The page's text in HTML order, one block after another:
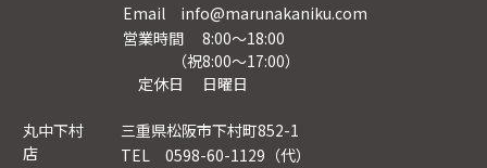
Email info@marunakaniku.com
営業時間 8:00～18:00
（祝8:00〜17:00）
定休日 日曜日
丸中下村
店
三重県松阪市下村町852-1
TEL 0598-60-1129（代）